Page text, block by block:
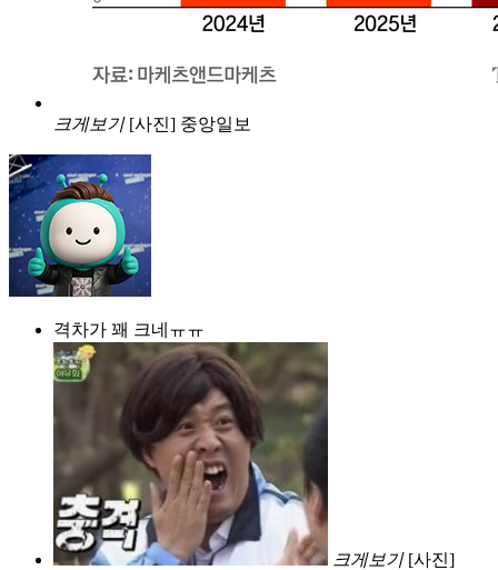
크게보기 [사진] 중앙일보
격차가 꽤 크네ㅠㅠ
크게보기 [사진]